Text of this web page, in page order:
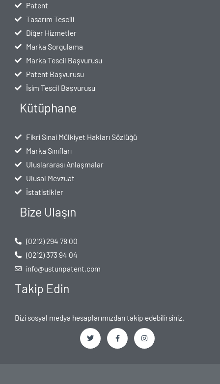
Patent
Tasarım Tescili
Diğer Hizmetler
Marka Sorgulama
Marka Tescil Başvurusu
Patent Başvurusu
İsim Tescil Başvurusu
Kütüphane
Fikri Sınai Mülkiyet Hakları Sözlüğü
Marka Sınıfları
Uluslararası Anlaşmalar
Ulusal Mevzuat
İstatistikler
Bize Ulaşın
(0212) 294 78 00
(0212) 373 94 04
info@ustunpatent.com
Takip Edin
Bizi sosyal medya hesaplarımızdan takip edebilirsiniz.
T
F
I